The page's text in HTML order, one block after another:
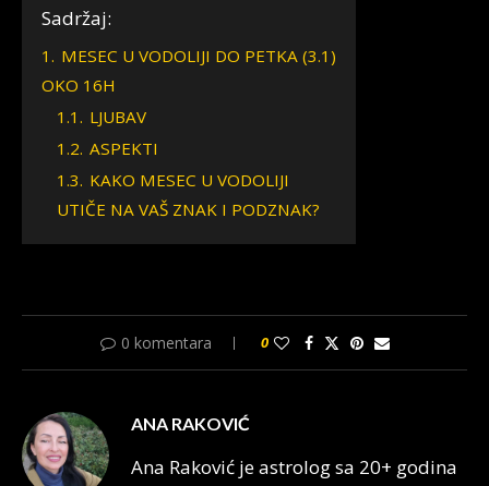
Sadržaj:
1. MESEC U VODOLIJI DO PETKA (3.1)
OKO 16H
1.1. LJUBAV
1.2. ASPEKTI
1.3. KAKO MESEC U VODOLIJI
UTIČE NA VAŠ ZNAK I PODZNAK?
0 komentara 0
ANA RAKOVIĆ
Ana Raković je astrolog sa 20+ godina